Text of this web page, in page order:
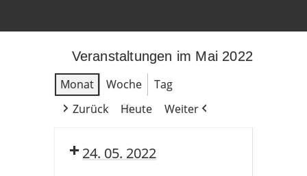
Veranstaltungen im Mai 2022
Monat
Woche
Tag
Zurück
Heute Weiter
24. 05. 2022